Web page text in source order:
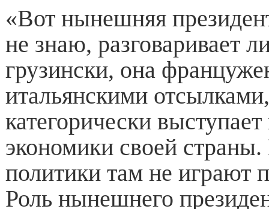
«Вот нынешняя
не знаю, разговаривает
грузински, она
итальянскими
категорически
экономики своей
политики там не играют
Роль нынешнего